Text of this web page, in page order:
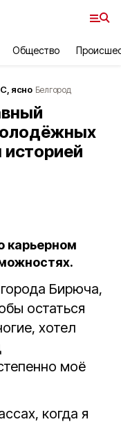
Общество
ясно Белгород
историей
карьерном
Бирюча,
остаться
хотел
моё
когда я